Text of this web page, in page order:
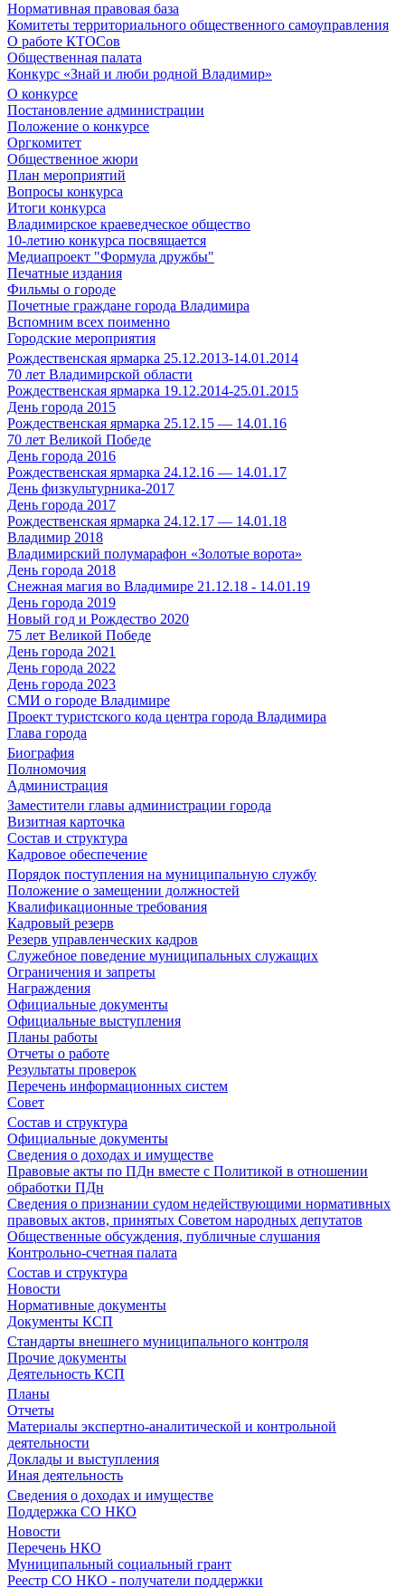
Нормативная правовая база
Комитеты территориального общественного самоуправления
О работе КТОСов
Общественная палата
Конкурс «Знай и люби родной Владимир»
О конкурсе
Постановление администрации
Положение о конкурсе
Оргкомитет
Общественное жюри
План мероприятий
Вопросы конкурса
Итоги конкурса
Владимирское краеведческое общество
10-летию конкурса посвящается
Медиапроект "Формула дружбы"
Печатные издания
Фильмы о городе
Почетные граждане города Владимира
Вспомним всех поименно
Городские мероприятия
Рождественская ярмарка 25.12.2013-14.01.2014
70 лет Владимирской области
Рождественская ярмарка 19.12.2014-25.01.2015
День города 2015
Рождественская ярмарка 25.12.15 — 14.01.16
70 лет Великой Победе
День города 2016
Рождественская ярмарка 24.12.16 — 14.01.17
День физкультурника-2017
День города 2017
Рождественская ярмарка 24.12.17 — 14.01.18
Владимир 2018
Владимирский полумарафон «Золотые ворота»
День города 2018
Снежная магия во Владимире 21.12.18 - 14.01.19
День города 2019
Новый год и Рождество 2020
75 лет Великой Победе
День города 2021
День города 2022
День города 2023
СМИ о городе Владимире
Проект туристского кода центра города Владимира
Глава города
Биография
Полномочия
Администрация
Заместители главы администрации города
Визитная карточка
Состав и структура
Кадровое обеспечение
Порядок поступления на муниципальную службу
Положение о замещении должностей
Квалификационные требования
Кадровый резерв
Резерв управленческих кадров
Служебное поведение муниципальных служащих
Ограничения и запреты
Награждения
Официальные документы
Официальные выступления
Планы работы
Отчеты о работе
Результаты проверок
Перечень информационных систем
Совет
Состав и структура
Официальные документы
Сведения о доходах и имуществе
Правовые акты по ПДн вместе с Политикой в отношении
обработки ПДн
Сведения о признании судом недействующими нормативных
правовых актов, принятых Советом народных депутатов
Общественные обсуждения, публичные слушания
Контрольно-счетная палата
Состав и структура
Новости
Нормативные документы
Документы КСП
Стандарты внешнего муниципального контроля
Прочие документы
Деятельность КСП
Планы
Отчеты
Материалы экспертно-аналитической и контрольной
деятельности
Доклады и выступления
Иная деятельность
Сведения о доходах и имуществе
Поддержка СО НКО
Новости
Перечень НКО
Муниципальный социальный грант
Реестр СО НКО - получатели поддержки